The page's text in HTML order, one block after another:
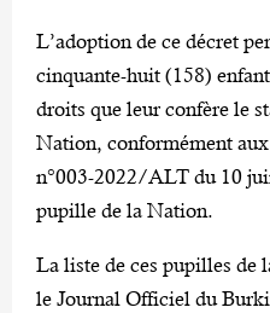
L’adoption de ce décret
cinquante-huit (158)
droits que leur confère le
Nation, conformément
n°003-2022/ALT du 10
pupille de la Nation.
La liste de ces pupilles de
le Journal Officiel du